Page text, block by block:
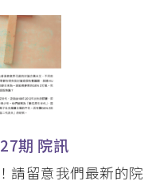
及 聖經研究證書
UK & CBS-UK)
蒙召作牧者的信
專為裝備蒙召獻
現職教牧提供不
期 院訊
請留意我們最新的院